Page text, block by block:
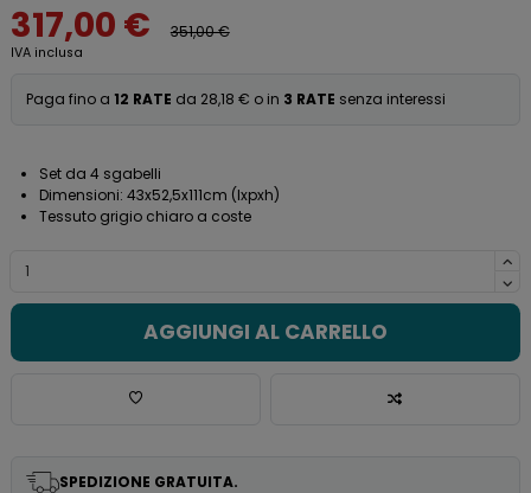
317,00 € 351,00 €
IVA inclusa
Paga fino a 12 RATE da 28,18 € o in 3 RATE senza interessi
Set da 4 sgabelli
Dimensioni: 43x52,5x111cm (lxpxh)
Tessuto grigio chiaro a coste
AGGIUNGI AL CARRELLO
SPEDIZIONE GRATUITA.